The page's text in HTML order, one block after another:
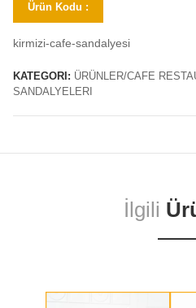
Ürün Kodu :
kirmizi-cafe-sandalyesi
KATEGORI: ÜRÜNLER/CAFE
SANDALYELERI
İlgili